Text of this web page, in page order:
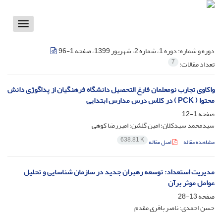
Toggle
دوره و شماره:دوره 1، شماره 2، شهریور 1399، صفحه 1-96
تعداد مقالات: 7
واکاوی تجارب نومعلمان فارغ التحصیل دانشگاه فرهنگیان از پداگوژی دانش
محتوا ( PCK ) در کلاس درس مدارس ابتدایی
صفحه1-12
سیدمحمد سیدکلان؛ امین گلشن؛ امیررضا کوهی
مشاهده مقاله اصل مقاله 638.81 K
مدیریت استعداد: توسعه رهبران جدید در سازمان شناسایی و تحلیل
عوامل موثر برآن
صفحه13-28
حسن احمدی؛ ناصر باقری مقدم